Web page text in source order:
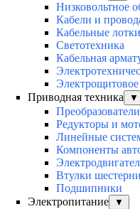
Низковольтное
Кабели и
Кабельные лотки
Светотехника
Кабельная
Приводная техника
▼
Редукторы и
Линейные
Компоненты
Втулки
Подшипники
Электропитание
▼